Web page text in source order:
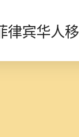
律宾华人